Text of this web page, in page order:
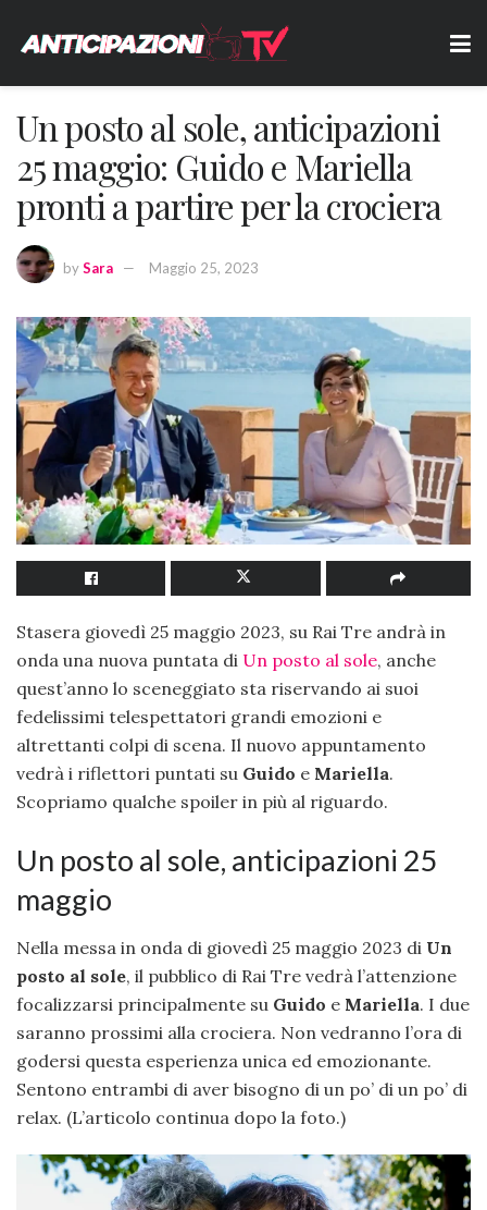
Un posto al sole, anticipazioni
25 maggio: Guido e Mariella
pronti a partire per la crociera
bySara Maggio 25, 2023
Stasera giovedì 25 maggio 2023, su Rai Tre andrà in
onda una nuova puntata di Un posto al sole, anche
quest’anno lo sceneggiato sta riservando ai suoi
fedelissimi telespettatori grandi emozioni e
altrettanti colpi di scena. Il nuovo appuntamento
vedrà i riflettori puntati su Guido e Mariella.
Scopriamo qualche spoiler in più al riguardo.
Un posto al sole, anticipazioni 25
maggio
Nella messa in onda di giovedì 25 maggio 2023 di Un
posto al sole, il pubblico di Rai Tre vedrà l’attenzione
focalizzarsi principalmente su Guido e Mariella. I due
saranno prossimi alla crociera. Non vedranno l’ora di
godersi questa esperienza unica ed emozionante.
Sentono entrambi di aver bisogno di un po’ di un po’ di
relax. (L’articolo continua dopo la foto.)